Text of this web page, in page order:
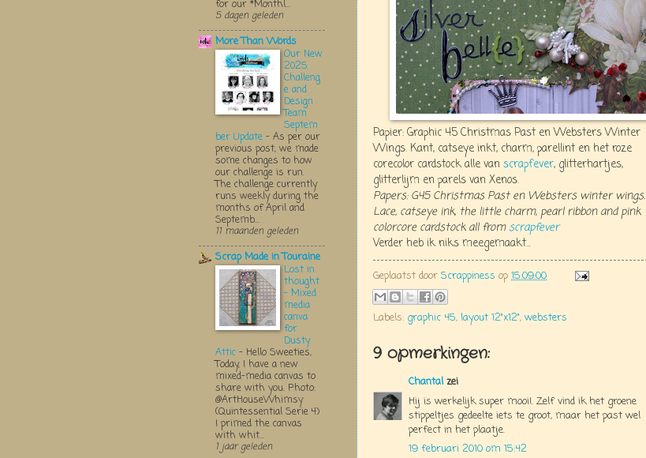
Papier: Graphic 45 Christmas Past en Websters Winter
Wings. Kant, catseye inkt, charm, parellint en het roze
corecolor cardstock alle vanscrapfever, glitterhartjes,
glitterlijm en parels van Xenos.
Papers: G45 Christmas Past en Websters winter wings.
Lace, catseye ink, the little charm, pearl ribbon and pink
colorcore cardstock all fromscrapfever
Verder heb ik niks meegemaakt...
Geplaatst door Scrappiness op 15:09:00
Labels: graphic 45, layout 12"x12", websters
9 opmerkingen:
Chantal zei
Hij is werkelijk super mooi!. Zelf vind ik het groene
stippeltjes gedeelte iets te groot, maar het past wel
perfect in het plaatje.
19 februari 2010 om 15:42
for our *Monthl...
5 dagen geleden
More Than Words
Our New
2025
Challeng
e and
Design
Team
Septem
ber Update - As per our
previous post, we made
some changes to how
our challenge is run.
The challenge currently
runs weekly during the
months of April and
Septemb...
11 maanden geleden
Scrap Made in Touraine
Lost in
thought
- Mixed
media
canva
for
Dusty
Attic - Hello Sweeties,
Today, I have a new
mixed-media canvas to
share with you. Photo:
@ArtHouseWhimsy
(Quintessential Serie 4)
I primed the canvas
with whit...
1 jaar geleden